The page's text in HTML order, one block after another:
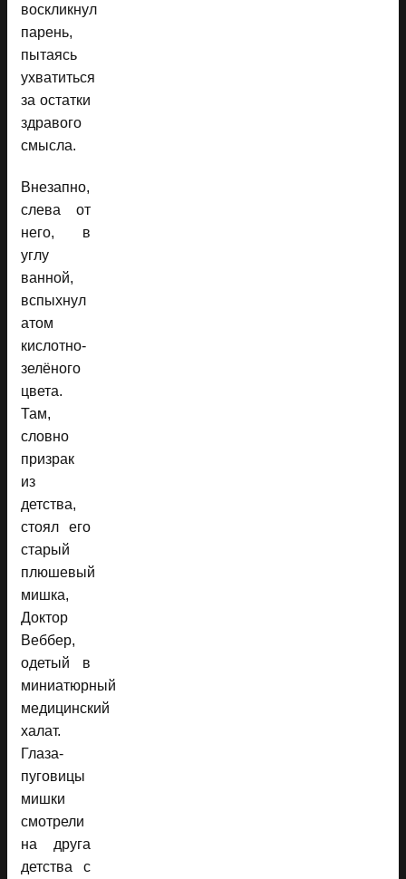
воскликнул
парень,
пытаясь
ухватиться
за остатки
здравого
смысла.
Внезапно,
слева от
него, в
углу
ванной,
вспыхнул
атом
кислотно-
зелёного
цвета.
Там,
словно
призрак
из
детства,
стоял его
старый
плюшевый
мишка,
Доктор
Веббер,
одетый в
миниатюрный
медицинский
халат.
Глаза-
пуговицы
мишки
смотрели
на друга
детства с